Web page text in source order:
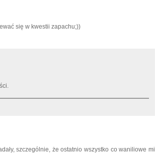
się w kwestii zapachu;))
szczególnie, że ostatnio wszystko co waniliowe mi